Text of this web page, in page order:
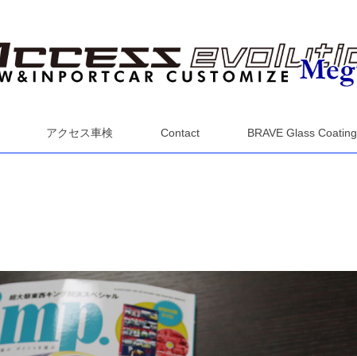
アクセス車検 Contact BRAVE Glass Coating